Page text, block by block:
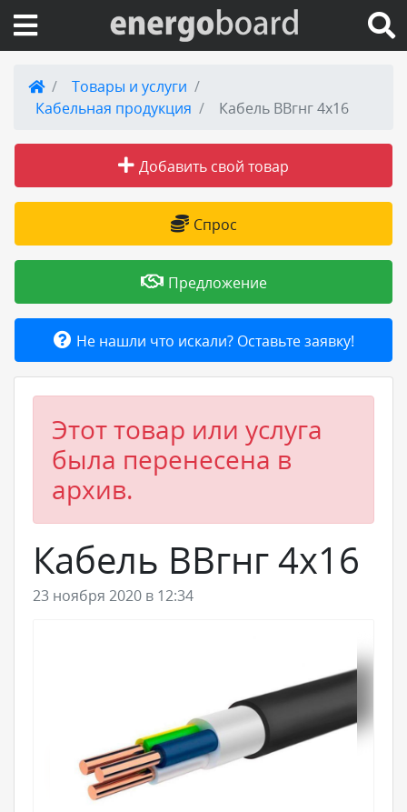
Вход на сайт
Публикации
Товары и услуги
Добавить товар или услугу
Товары и услуги
Кабельная продукция
Кабель ВВгнг 4х16
Добавить свой товар
Спрос
Предложение
Не нашли что искали? Оставьте заявку!
Этот товар или услуга
была перенесена в
архив.
Кабель ВВгнг 4х16
23 ноября 2020 в 12:34